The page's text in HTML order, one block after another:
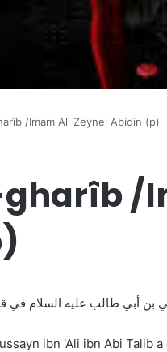
/Imam Ali Zeynel Abidin (p)
/
بن أبي طالب عليه السلام في
ibn ‘Ali ibn Abi